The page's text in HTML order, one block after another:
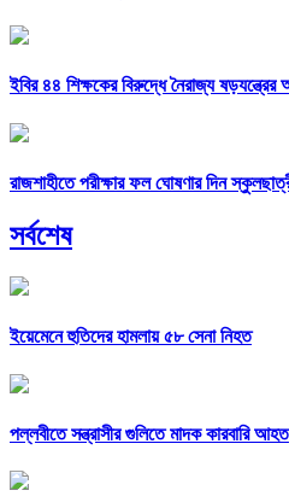
ইবির ৪৪ শিক্ষকের বিরুদ্ধে নৈরাজ্য
রাজশাহীতে পরীক্ষার ফল ঘোষণার দিন
সর্বশেষ
ইয়েমেনে হুতিদের হামলায় ৫৮ সেনা নিহত
পল্লবীতে সন্ত্রাসীর গুলিতে মাদক কারবারি আহত